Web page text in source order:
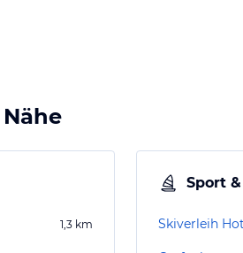
1,3 km
Sport
Skiverleih